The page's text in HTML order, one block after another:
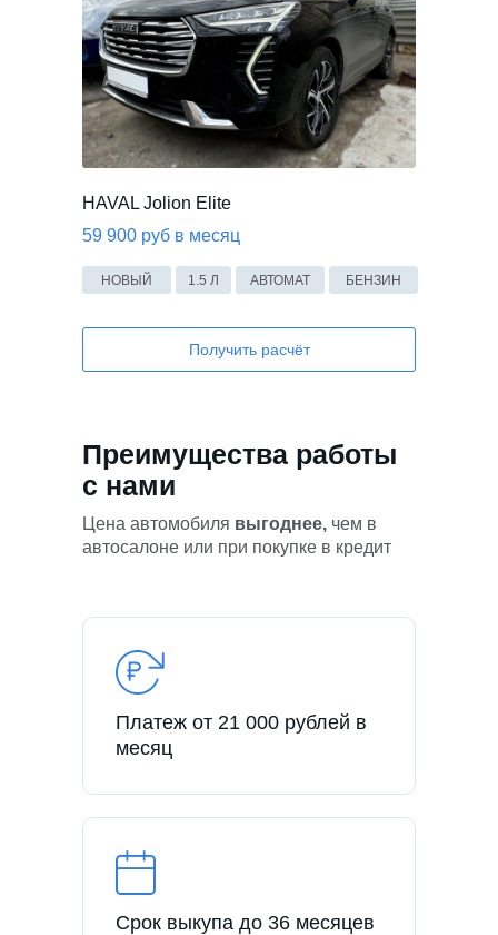
HAVAL Jolion Elite
59 900 руб в месяц
1.5 Л АВТОМАТ БЕНЗИН
НОВЫЙ
Получить расчёт
Преимущества работы
с нами
Цена автомобиля выгоднее, чем в
автосалоне или при покупке в кредит
Платеж от 21 000 рублей в
месяц
Срок выкупа до 36 месяцев